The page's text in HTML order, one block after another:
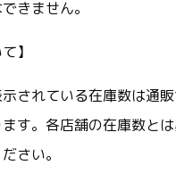
きません。
】
されている在庫数は通
す。各店舗の在庫数と
さい。